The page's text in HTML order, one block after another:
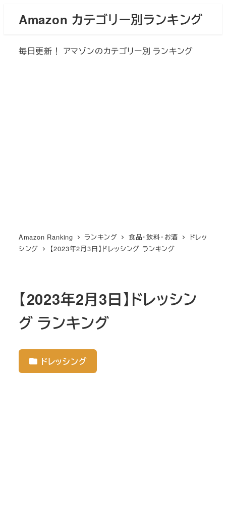
Amazon カテゴリー別ランキング
毎日更新！ アマゾンのカテゴリー別 ランキング
Amazon Ranking ランキング 食品・飲料・お酒
ドレッ
シング
【2023年2月3日】ドレッシング ランキング
【2023年2月3日】ドレッシン
グ ランキング
ドレッシング